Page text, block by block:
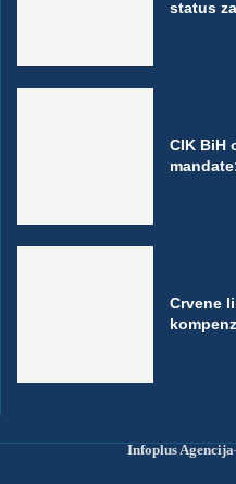
status
CIK BiH
Crvene
Infoplus Agencija